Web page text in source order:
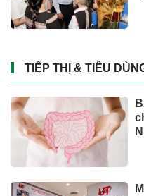
TIẾP THỊ & TIÊU